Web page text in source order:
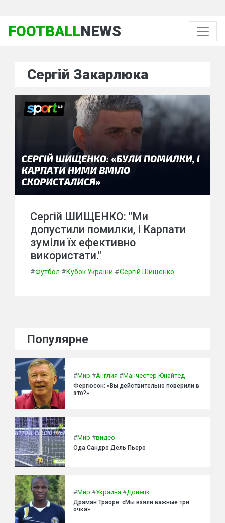
FOOTBALLNEWS
Сергій Закарлюка
Сергій ШИЩЕНКО: "Ми
допустили помилки, і Карпати
зуміли їх ефективно
використати."
#Футбол #Кубок України #Сергій Шищенко
Популярне
#Мир #Англия #Манчестер Юнайтед
Фергюсон: «Вы действительно поверили в
это?»
#Мир #видео
Ода Сандро Дель Пьеро
#Мир #Украина #Донецк
Драман Траоре: «Мы взяли важные три
очка»